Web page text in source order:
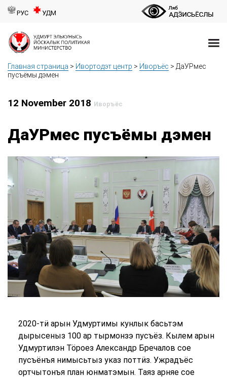
РУС УДМ
Главная страница > Ивортодэт центр > Иворъёс > ДаУРмес
пусъёмы дэмен
12 November 2018 Иворъёс
ДаУРмес пусъёмы дэмен
2020-тӥ арын Удмуртимы кунлык басьтэм
дырысеныз 100 ар тырмонзэ пусъёз. Кылем арын
Удмуртилэн Тӧроез Александр Бречалов сое
пусъёнъя нимысьтыз указ поттӥз. Ужрадъёс
ортчытонъя план юнматэмын. Таяз арняе сое